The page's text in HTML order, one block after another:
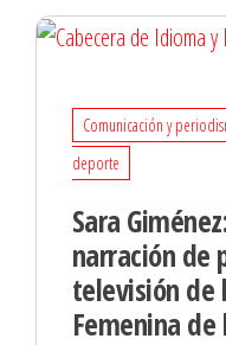
Comunicación y
deporte
Sara
narración de
televisión de
Femenina de